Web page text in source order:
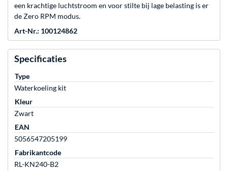
een krachtige luchtstroom en voor stilte bij lage belasting is er
de Zero RPM modus.
Art-Nr.: 100124862
Specificaties
Type
Waterkoeling kit
Kleur
Zwart
EAN
5056547205199
Fabrikantcode
RL-KN240-B2